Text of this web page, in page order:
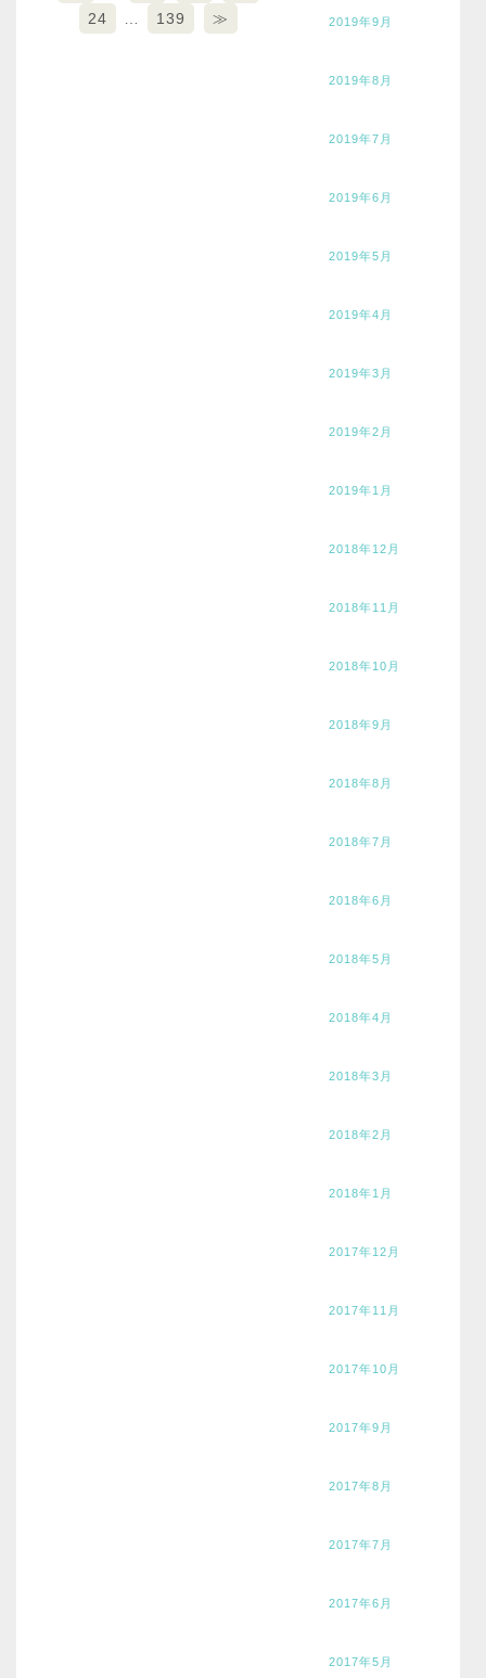
24
139 ≫ 2019年9月
2019年8月
2019年7月
2019年6月
2019年5月
2019年4月
2019年3月
2019年2月
2019年1月
2018年12月
2018年11月
2018年10月
2018年9月
2018年8月
2018年7月
2018年6月
2018年5月
2018年4月
2018年3月
2018年2月
2018年1月
2017年12月
2017年11月
2017年10月
2017年9月
2017年8月
2017年7月
2017年6月
2017年5月